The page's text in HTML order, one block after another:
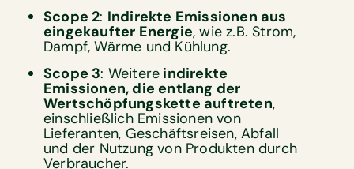
Scope 2: Indirekte Emissionen aus
eingekaufter Energie, wie z.B. Strom,
Dampf, Wärme und Kühlung.
Scope 3: Weitere indirekte
Emissionen, die entlang der
Wertschöpfungskette auftreten,
einschließlich Emissionen von
Lieferanten, Geschäftsreisen, Abfall
und der Nutzung von Produkten durch
Verbraucher.